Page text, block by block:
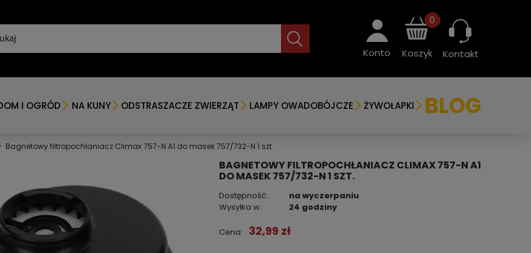
Konto Koszyk
0
Kontakt
I OGRÓD NA KUNY ODSTRASZACZE ZWIERZĄT LAMPY OWADOBÓJCZE ŻYWOŁAPKI BLOG
Bagnetowy filtropochłaniacz Climax 757-N A1 do masek 757/732-N 1 szt.
BAGNETOWY FILTROPOCHŁANIACZ CLIMAX 757-N A1
DO MASEK 757/732-N 1 SZT.
Dostępność:
na wyczerpaniu
Wysyłka w:
24 godziny
Cena: 32,99 zł